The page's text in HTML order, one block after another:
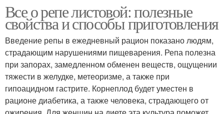
Суп-пюра из репы Салат из репы
Крем-суп из репы Гарнир из репы
Все о репе листовой: полезные
свойства и способы приготовления
Введение репы в ежедневный рацион показано людям,
страдающим нарушениями пищеварения. Репа полезна
при запорах, замедленном обменен веществ, ощущении
тяжести в желудке, метеоризме, а также при
гипоацидном гастрите. Корнеплод будет уместен в
рационе диабетика, а также человека, страдающего от